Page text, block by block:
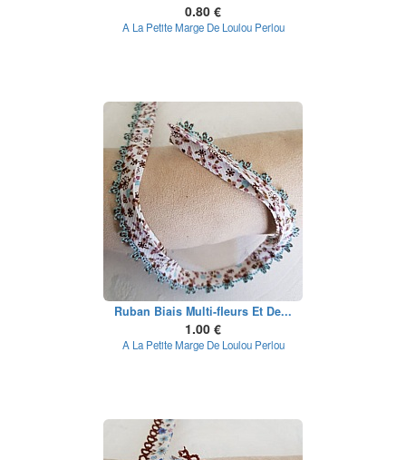
0.80 €
A La Petite Marge De Loulou Perlou
Ruban Biais Multi-fleurs Et De...
1.00 €
A La Petite Marge De Loulou Perlou